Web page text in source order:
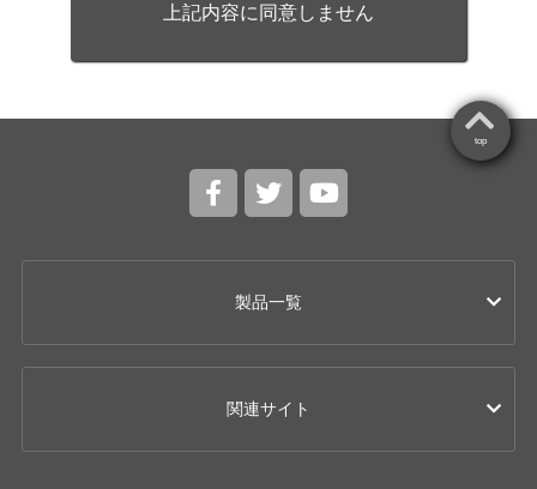
上記内容に同意しません
製品一覧
関連サイト
top